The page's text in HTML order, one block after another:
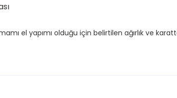
el yapımı olduğu için belirtilen ağırlık ve